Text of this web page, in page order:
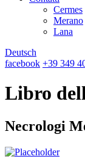
Cermes
Merano
Lana
Deutsch
facebook +39 349
Libro
Necrologi